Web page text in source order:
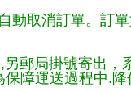
動取消訂單。訂
郵局掛號寄出，
障運送過程中.